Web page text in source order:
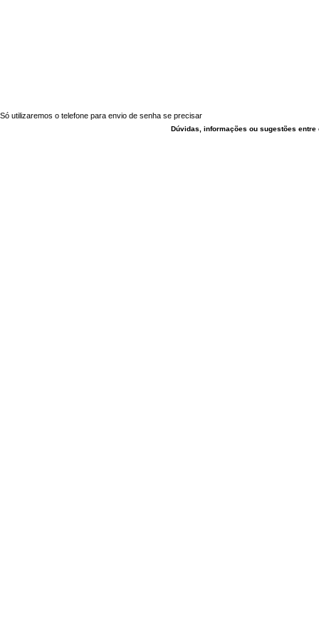
Só utilizaremos o telefone para envio de senha se precisar
Dúvidas, informações ou sugestões